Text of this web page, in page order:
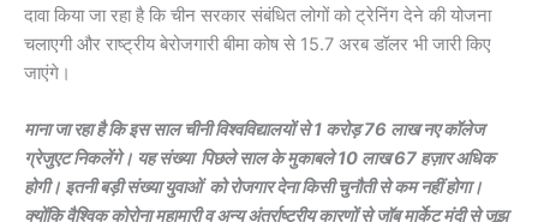
दावा किया जा रहा है कि चीन सरकार संबंधित लोगों को ट्रेनिंग देने की योजना
चलाएगी और राष्ट्रीय बेरोजगारी बीमा कोष से 15.7 अरब डॉलर भी जारी किए
जाएंगे।
माना जा रहा है कि इस साल चीनी विश्वविद्यालयों से 1 करोड़ 76 लाख नए कॉलेज
ग्रेजुएट निकलेंगे। यह संख्या पिछले साल के मुकाबले 10 लाख 67 हज़ार अधिक
होगी। इतनी बड़ी संख्या युवाओं को रोजगार देना किसी चुनौती से कम नहीं होगा।
क्योंकि वैश्विक कोरोना महामारी व अन्य अंतर्राष्ट्रीय कारणों से जॉब मार्केट मंदी से जूझ